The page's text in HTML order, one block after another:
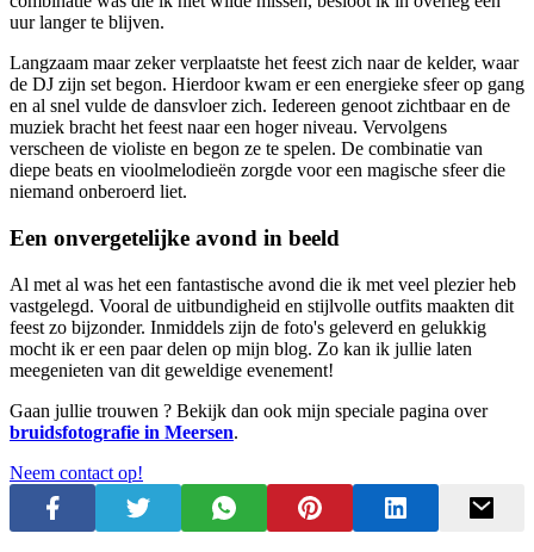
uur langer te blijven.
Langzaam maar zeker verplaatste het feest zich naar de kelder, waar
de DJ zijn set begon. Hierdoor kwam er een energieke sfeer op gang
en al snel vulde de dansvloer zich. Iedereen genoot zichtbaar en de
muziek bracht het feest naar een hoger niveau. Vervolgens
verscheen de violiste en begon ze te spelen. De combinatie van
diepe beats en vioolmelodieën zorgde voor een magische sfeer die
niemand onberoerd liet.
Een onvergetelijke avond in beeld
Al met al was het een fantastische avond die ik met veel plezier heb
vastgelegd. Vooral de uitbundigheid en stijlvolle outfits maakten dit
feest zo bijzonder. Inmiddels zijn de foto's geleverd en gelukkig
mocht ik er een paar delen op mijn blog. Zo kan ik jullie laten
meegenieten van dit geweldige evenement!
Gaan jullie trouwen ? Bekijk dan ook mijn speciale pagina over
bruidsfotografie in Meersen.
Neem contact op!